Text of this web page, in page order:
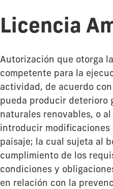
Licencia
Autorización que otorga
competente para la
actividad, de acuerdo
pueda producir deterioro
naturales renovables, o
introducir modificaciones
paisaje; la cual sujeta al
cumplimiento de los
condiciones y
en relación con la